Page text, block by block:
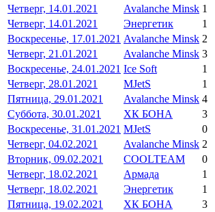
Четверг, 14.01.2021
Avalanche Minsk 1
Четверг, 14.01.2021
Энергетик 1
Воскресенье, 17.01.2021 Avalanche Minsk 2
Четверг, 21.01.2021
Avalanche Minsk 3
Воскресенье, 24.01.2021 Ice Soft 1
Четверг, 28.01.2021
MJetS 1
Пятница, 29.01.2021
Avalanche Minsk 4
Суббота, 30.01.2021
ХК БОНА 3
Воскресенье, 31.01.2021 MJetS 0
Четверг, 04.02.2021
Avalanche Minsk 2
Вторник, 09.02.2021
COOLTEAM 0
Четверг, 18.02.2021
Армада 1
Четверг, 18.02.2021
Энергетик 1
Пятница, 19.02.2021
ХК БОНА 3